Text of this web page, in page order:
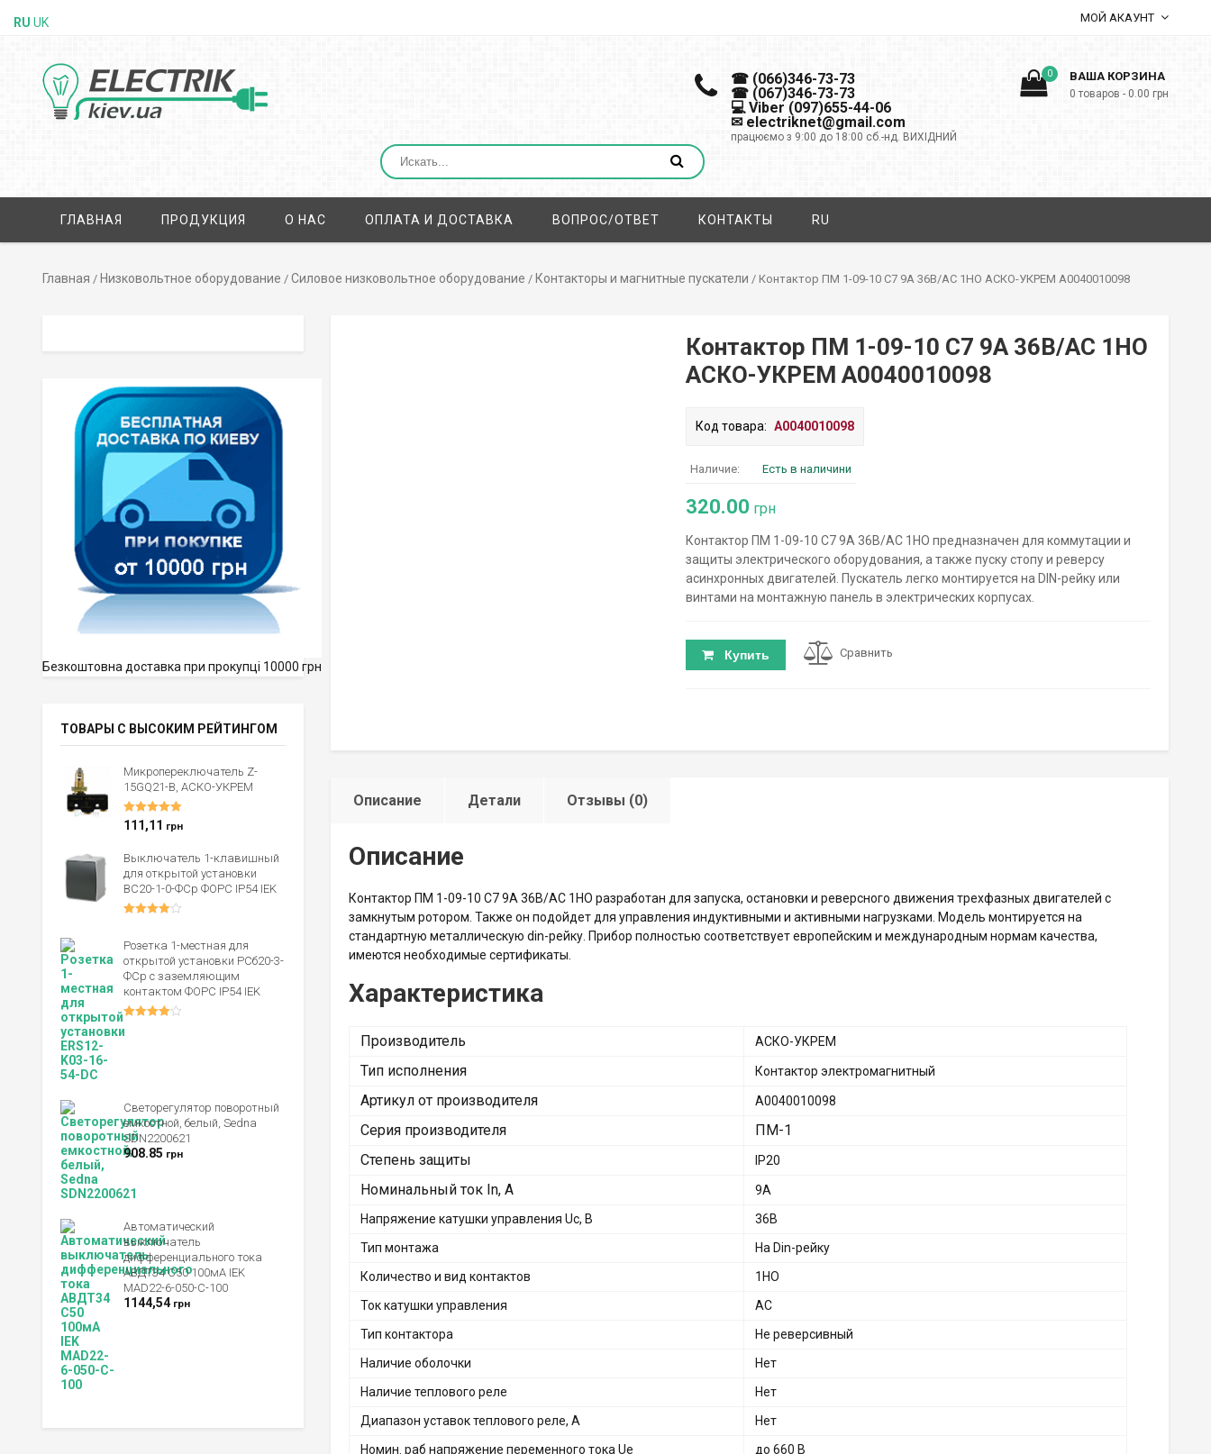
МОЙ АКАУНТ
0 ВАША КОРЗИНА
0 товаров - 0.00 грн
☎ (066)346-73-73
☎ (067)346-73-73
💻 Viber (097)655-44-06
✉ electriknet@gmail.com
працюємо з 9:00 до 18:00 сб.-нд. ВИХІДНИЙ
ГЛАВНАЯ ПРОДУКЦИЯ О НАС ОПЛАТА И ДОСТАВКА ВОПРОС/ОТВЕТ КОНТАКТЫ RU
Главная / Низковольтное оборудование / Силовое низковольтное оборудование / Контакторы и магнитные пускатели / Контактор ПМ 1-09-10 C7 9A 36B/AC 1НО АСКО-УКРЕМ A0040010098
Контактор ПМ 1-09-10 C7 9A 36B/AC 1НО
АСКО-УКРЕМ A0040010098
Код товара: A0040010098
Наличие: Есть в наличини
320.00 грн
Контактор ПМ 1-09-10 C7 9A 36B/AC 1НО предназначен для коммутации и
защиты электрического оборудования, а также пуску стопу и реверсу
асинхронных двигателей. Пускатель легко монтируется на DIN-рейку или
винтами на монтажную панель в электрических корпусах.
Купить Сравнить
Описание Детали Отзывы (0)
Описание
Контактор ПМ 1-09-10 C7 9A 36B/AC 1НО разработан для запуска, остановки и реверсного движения трехфазных двигателей с
замкнутым ротором. Также он подойдет для управления индуктивными и активными нагрузками. Модель монтируется на
стандартную металлическую din-рейку. Прибор полностью соответствует европейским и международным нормам качества,
имеются необходимые сертификаты.
Характеристика
Производитель АСКО-УКРЕМ
Тип исполнения Контактор электромагнитный
Артикул от производителя A0040010098
Серия производителя
ПМ-1
Степень защиты
IP20
Номинальный ток In, А
9А
Напряжение катушки управления Uc, В
36В
Тип монтажа
На Din-рейку
Количество и вид контактов
1НО
Ток катушки управления
АС
Тип контактора
Не реверсивный
Наличие оболочки
Нет
Наличие теплового реле
Нет
Диапазон уставок теплового реле, А
Нет
Номин. раб напряжение переменного тока Ue
до 660 В
Безкоштовна доставка при прокупці 10000 грн
ТОВАРЫ С ВЫСОКИМ РЕЙТИНГОМ
Микропереключатель Z-
15GQ21-B, АСКО-УКРЕМ
Оценка5.00
из 5
111,11 грн
Выключатель 1-клавишный
для открытой установки
ВС20-1-0-ФСр ФОРС IP54 IEK
Розетка 1-местная для
открытой установки РСб20-3-
ФСр с заземляющим
контактом ФОРС IP54 IEK
Оценка
4.00
Светорегулятор поворотный
емкостной, белый, Sedna
SDN2200621
908.85 грн
Автоматический
выключатель
дифференциального тока
АВДТ34 C50 100мА IEK
MAD22-6-050-C-100
1144,54 грн
RU UK